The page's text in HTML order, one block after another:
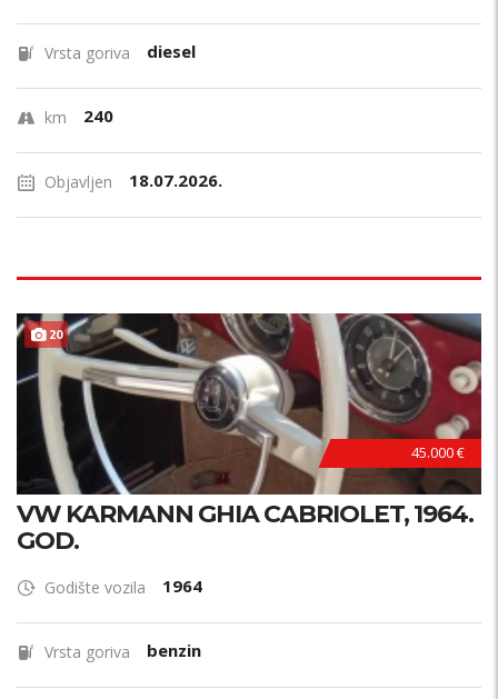
Vrsta goriva diesel
km 240
Objavljen 18.07.2026.
20
45.000 €
VW KARMANN GHIA CABRIOLET, 1964.
GOD.
Godište vozila 1964
Vrsta goriva benzin